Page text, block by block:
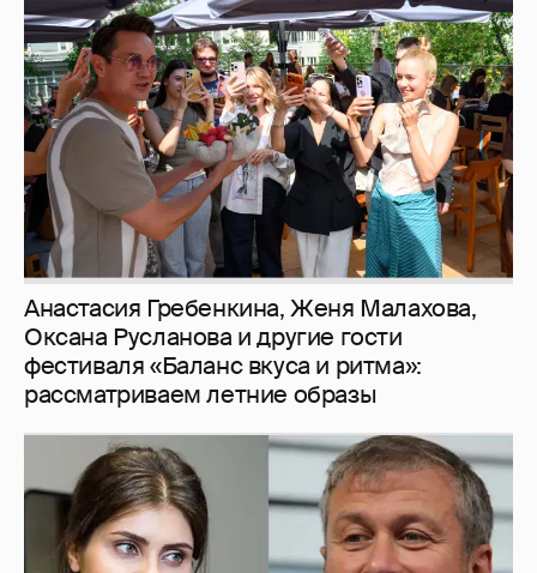
Анастасия Гребенкина, Женя Малахова,
Оксана Русланова и другие гости
фестиваля «Баланс вкуса и ритма»:
рассматриваем летние образы